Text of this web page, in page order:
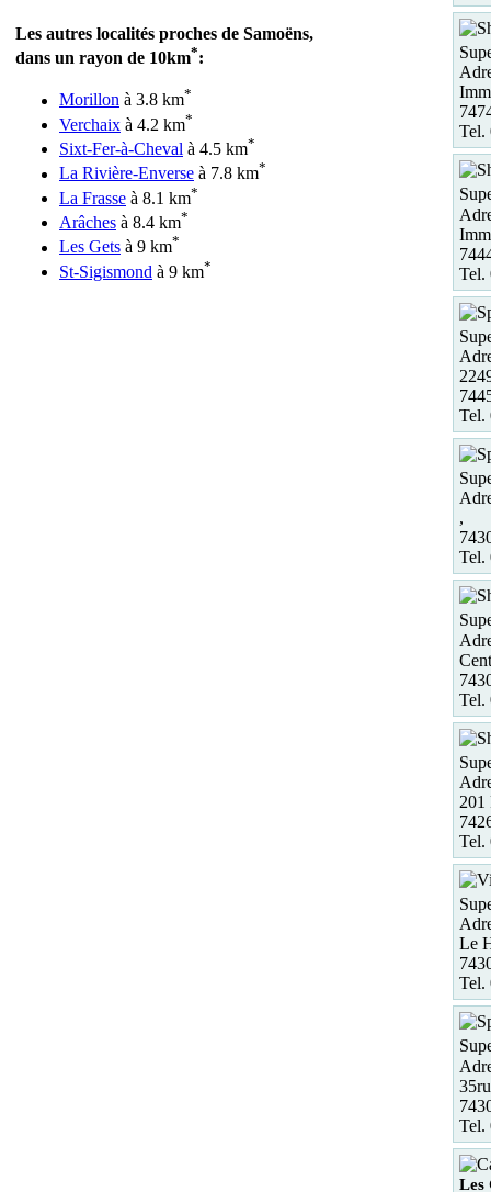
Les autres localités proches de Samoëns,
dans un rayon de 10km*:
Morillon à 3.8 km*
Verchaix à 4.2 km*
Sixt-Fer-à-Cheval à 4.5 km*
La Rivière-Enverse à 7.8 km*
La Frasse à 8.1 km*
Arâches à 8.4 km*
Les Gets à 9 km*
St-Sigismond à 9 km*
Tel.
Tel.
Tel.
,
Tel.
Tel.
201
Tel.
Le
Tel.
Tel.
Les